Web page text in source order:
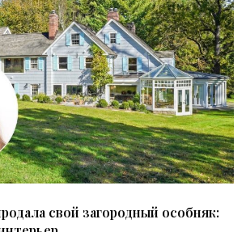
свой загородный особняк: